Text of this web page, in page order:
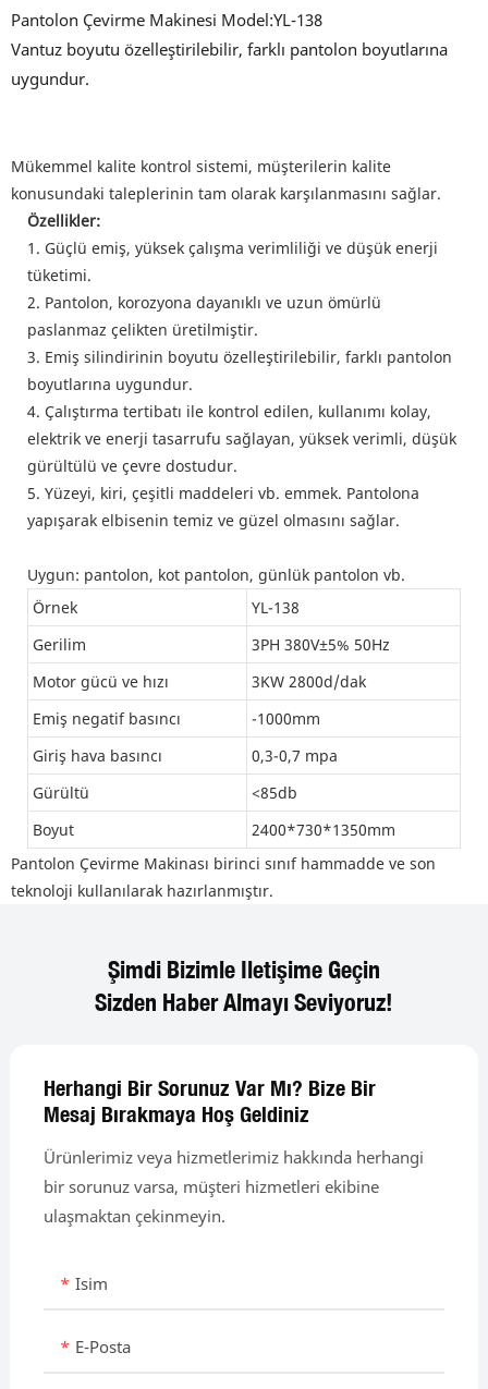
Pantolon Çevirme Makinesi Model:YL-138
Vantuz boyutu özelleştirilebilir, farklı pantolon boyutlarına
uygundur.
Mükemmel kalite kontrol sistemi, müşterilerin kalite
konusundaki taleplerinin tam olarak karşılanmasını sağlar.
Özellikler:
1. Güçlü emiş, yüksek çalışma verimliliği ve düşük enerji
tüketimi.
2. Pantolon, korozyona dayanıklı ve uzun ömürlü
paslanmaz çelikten üretilmiştir.
3. Emiş silindirinin boyutu özelleştirilebilir, farklı pantolon
boyutlarına uygundur.
4. Çalıştırma tertibatı ile kontrol edilen, kullanımı kolay,
elektrik ve enerji tasarrufu sağlayan, yüksek verimli, düşük
gürültülü ve çevre dostudur.
5. Yüzeyi, kiri, çeşitli maddeleri vb. emmek. Pantolona
yapışarak elbisenin temiz ve güzel olmasını sağlar.
Uygun: pantolon, kot pantolon, günlük pantolon vb.
Örnek
YL-138
Gerilim
3PH 380V±5% 50Hz
Motor gücü ve hızı
3KW 2800d/dak
Emiş negatif basıncı
-1000mm
Giriş hava basıncı
0,3-0,7 mpa
Gürültü
<85db
Boyut
2400*730*1350mm
Pantolon Çevirme Makinası birinci sınıf hammadde ve son
teknoloji kullanılarak hazırlanmıştır.
Şimdi Bizimle Iletişime Geçin
Sizden Haber Almayı Seviyoruz!
Herhangi Bir Sorunuz Var Mı? Bize Bir
Mesaj Bırakmaya Hoş Geldiniz
Ürünlerimiz veya hizmetlerimiz hakkında herhangi
bir sorunuz varsa, müşteri hizmetleri ekibine
ulaşmaktan çekinmeyin.
Isim
E-Posta